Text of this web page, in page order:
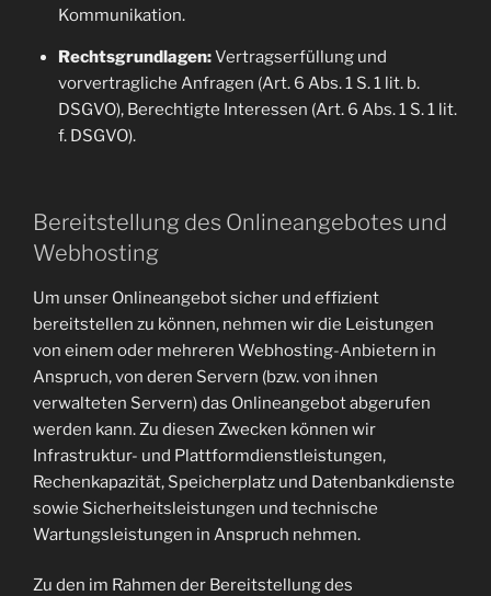
Kommunikation.
Rechtsgrundlagen:Vertragserfüllung und
vorvertragliche Anfragen (Art. 6 Abs. 1 S. 1 lit. b.
DSGVO), Berechtigte Interessen (Art. 6 Abs. 1 S. 1 lit.
f. DSGVO).
Bereitstellung des Onlineangebotes und
Webhosting
Um unser Onlineangebot sicher und effizient
bereitstellen zu können, nehmen wir die Leistungen
von einem oder mehreren Webhosting-Anbietern in
Anspruch, von deren Servern (bzw. von ihnen
verwalteten Servern) das Onlineangebot abgerufen
werden kann. Zu diesen Zwecken können wir
Infrastruktur- und Plattformdienstleistungen,
Rechenkapazität, Speicherplatz und Datenbankdienste
sowie Sicherheitsleistungen und technische
Wartungsleistungen in Anspruch nehmen.
Zu den im Rahmen der Bereitstellung des